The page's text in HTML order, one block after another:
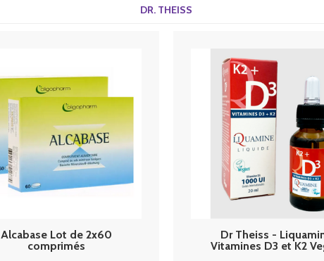
DR. THEISS
Alcabase Lot de 2x60
comprimés
Dr Theiss -
Vitamines D3 et K2